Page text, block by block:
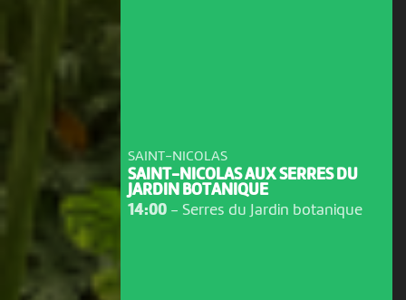
SAINT-NICOLAS
SAINT-NICOLAS AUX SERRES DU
JARDIN BOTANIQUE
14:00- Serres du Jardin botanique